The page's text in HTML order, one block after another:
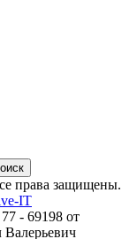
права защищены.
IT
- 69198 от